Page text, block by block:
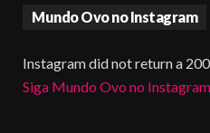
Mundo Ovo no Instagram
Instagram did not return a
Siga Mundo Ovo no Instagram